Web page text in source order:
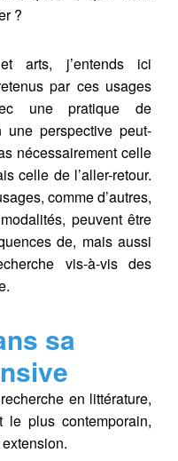
?
arts, j’entends ici
par ces usages
une pratique de
une perspective peut-
nécessairement celle
celle de l’aller-retour.
comme d’autres,
peuvent être
de, mais aussi
vis-à-vis des
sa
en littérature,
plus contemporain,